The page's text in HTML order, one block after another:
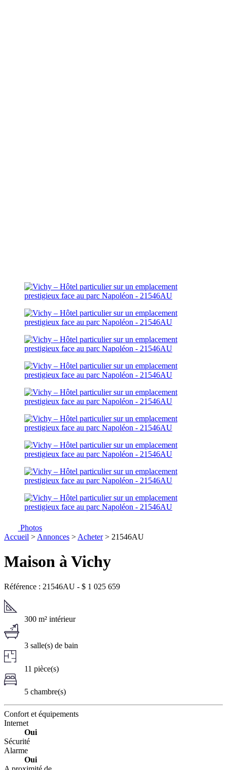
Photos
Accueil > Annonces > Acheter> 21546AU
Maison à Vichy
Référence : 21546AU - $ 1 025 659
300 m² intérieur
3 salle(s) de bain
11 pièce(s)
5 chambre(s)
Confort et équipements
Internet
Oui
Sécurité
Alarme
Oui